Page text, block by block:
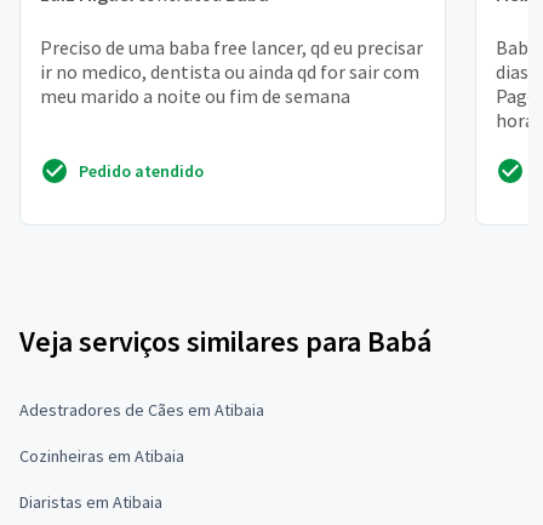
Preciso de uma baba free lancer, qd eu precisar
ir no medico, dentista ou ainda qd for sair com
meu marido a noite ou fim de semana
Pedido atendido
dias
Pago
horas
Veja serviços similares para Babá
Adestradores de Cães em Atibaia
Cozinheiras em Atibaia
Diaristas em Atibaia